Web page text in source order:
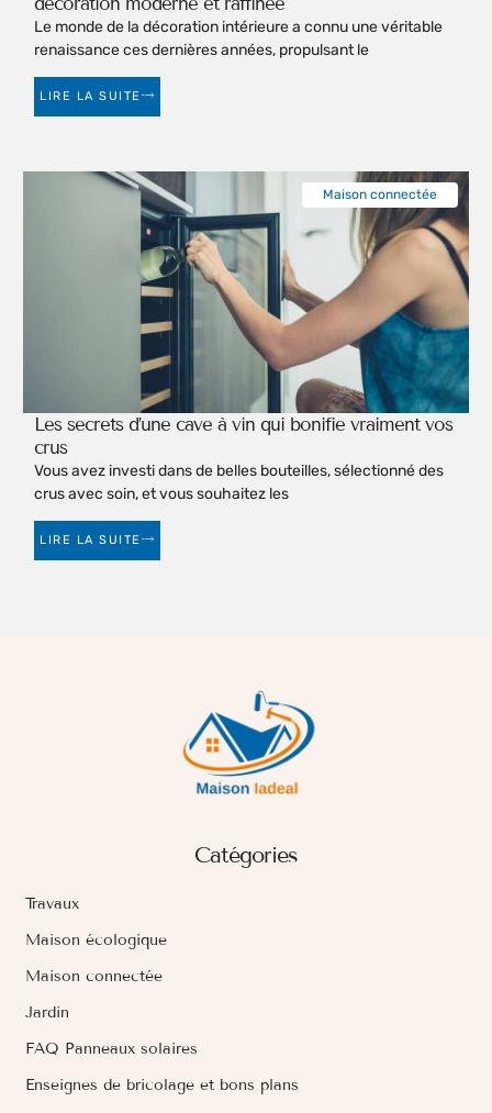
Le monde de la décoration intérieure a connu une véritable
renaissance ces dernières années, propulsant le
LIRE LA SUITE
Les secrets d’une cave à vin qui bonifie vraiment vos
crus
Vous avez investi dans de belles bouteilles, sélectionné des
crus avec soin, et vous souhaitez les
LIRE LA SUITE
Maison connectée
Catégories
Travaux
Maison écologique
Maison connectée
Jardin
FAQ Panneaux solaires
Enseignes de bricolage et bons plans